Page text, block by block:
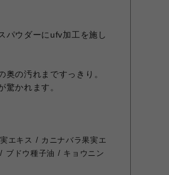
パウダーにufv加工を施し
の汚れまですっきり。
かれます。
エキス / カニナバラ果実エ
ブドウ種子油 / キョウニン